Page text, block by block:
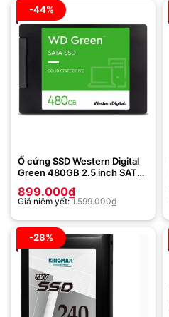
-44%
Ổ cứng SSD Western Digital
Green 480GB 2.5 inch SATA
899.000₫
Giá niêm yết:1.599.000₫
-28%